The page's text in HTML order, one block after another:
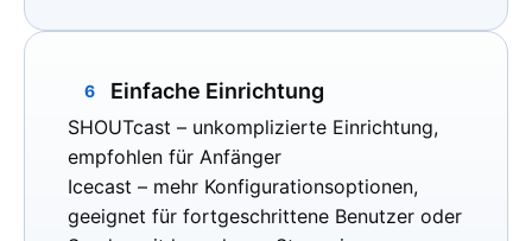
6 Einfache Einrichtung
SHOUTcast – unkomplizierte Einrichtung,
empfohlen für Anfänger
Icecast – mehr Konfigurationsoptionen,
geeignet für fortgeschrittene Benutzer oder